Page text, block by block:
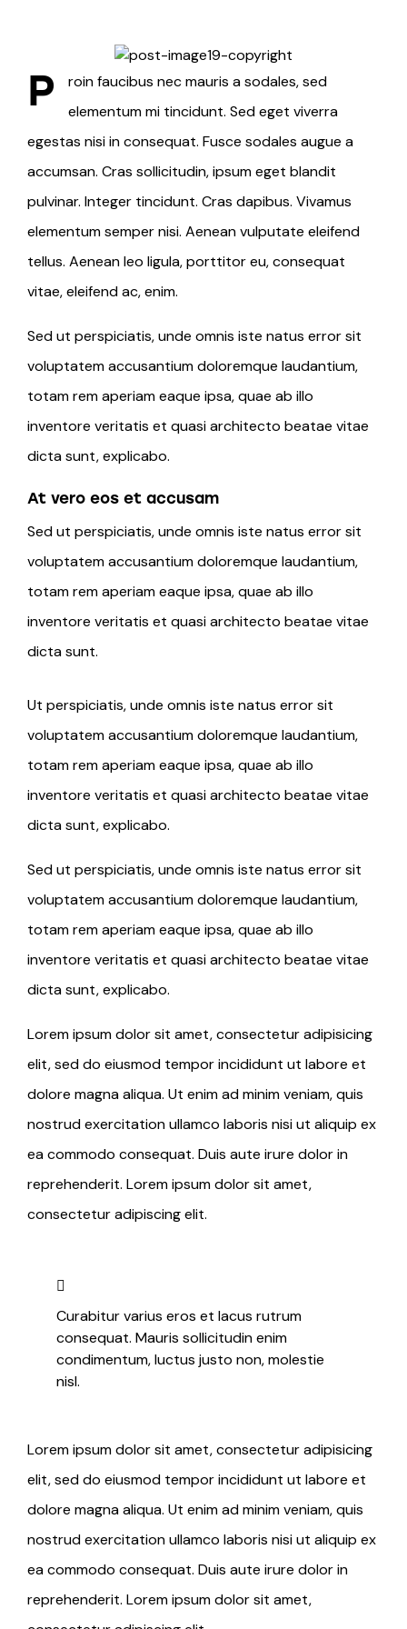
P
roin faucibus nec mauris a sodales, sed
elementum mi tincidunt. Sed eget viverra
egestas nisi in consequat. Fusce sodales augue a
accumsan. Cras sollicitudin, ipsum eget blandit
pulvinar. Integer tincidunt. Cras dapibus. Vivamus
elementum semper nisi. Aenean vulputate eleifend
tellus. Aenean leo ligula, porttitor eu, consequat
vitae, eleifend ac, enim.
Sed ut perspiciatis, unde omnis iste natus error sit
voluptatem accusantium doloremque laudantium,
totam rem aperiam eaque ipsa, quae ab illo
inventore veritatis et quasi architecto beatae vitae
dicta sunt, explicabo.
At vero eos et accusam
Sed ut perspiciatis, unde omnis iste natus error sit
voluptatem accusantium doloremque laudantium,
totam rem aperiam eaque ipsa, quae ab illo
inventore veritatis et quasi architecto beatae vitae
dicta sunt.
Ut perspiciatis, unde omnis iste natus error sit
voluptatem accusantium doloremque laudantium,
totam rem aperiam eaque ipsa, quae ab illo
inventore veritatis et quasi architecto beatae vitae
dicta sunt, explicabo.
Sed ut perspiciatis, unde omnis iste natus error sit
voluptatem accusantium doloremque laudantium,
totam rem aperiam eaque ipsa, quae ab illo
inventore veritatis et quasi architecto beatae vitae
dicta sunt, explicabo.
Lorem ipsum dolor sit amet, consectetur adipisicing
elit, sed do eiusmod tempor incididunt ut labore et
dolore magna aliqua. Ut enim ad minim veniam, quis
nostrud exercitation ullamco laboris nisi ut aliquip ex
ea commodo consequat. Duis aute irure dolor in
reprehenderit. Lorem ipsum dolor sit amet,
consectetur adipiscing elit.
Curabitur varius eros et lacus rutrum
consequat. Mauris sollicitudin enim
condimentum, luctus justo non, molestie
nisl.
Lorem ipsum dolor sit amet, consectetur adipisicing
elit, sed do eiusmod tempor incididunt ut labore et
dolore magna aliqua. Ut enim ad minim veniam, quis
nostrud exercitation ullamco laboris nisi ut aliquip ex
ea commodo consequat. Duis aute irure dolor in
reprehenderit. Lorem ipsum dolor sit amet,